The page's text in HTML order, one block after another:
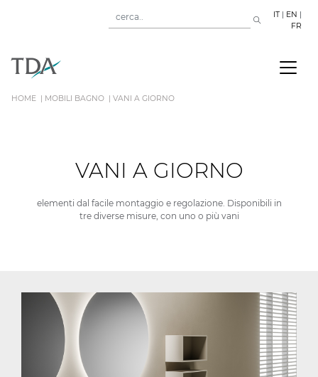
IT| EN |
FR
HOME MOBILI BAGNO VANI A GIORNO
VANI A GIORNO
elementi dal facile montaggio e regolazione. Disponibili in
tre diverse misure, con uno o più vani